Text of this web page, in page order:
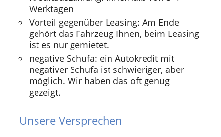
Werktagen
Vorteil gegenüber Leasing: Am Ende
gehört das Fahrzeug Ihnen, beim Leasing
ist es nur gemietet.
negative Schufa: ein Autokredit mit
negativer Schufa ist schwieriger, aber
möglich. Wir haben das oft genug
gezeigt.
Unsere Versprechen